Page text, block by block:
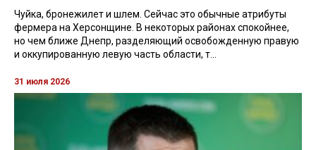
Чуйка, бронежилет и шлем. Сейчас это обычные атрибуты
фермера на Херсонщине. В некоторых районах спокойнее,
но чем ближе Днепр, разделяющий освобожденную правую
и оккупированную левую часть области, т...
31 июля 2026